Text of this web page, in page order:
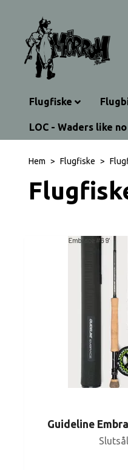
Flugfiske
LOC - Waders like
Hem Flugfiske
Guideline